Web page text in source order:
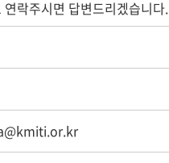
락주시면 답변드리겠습니다.